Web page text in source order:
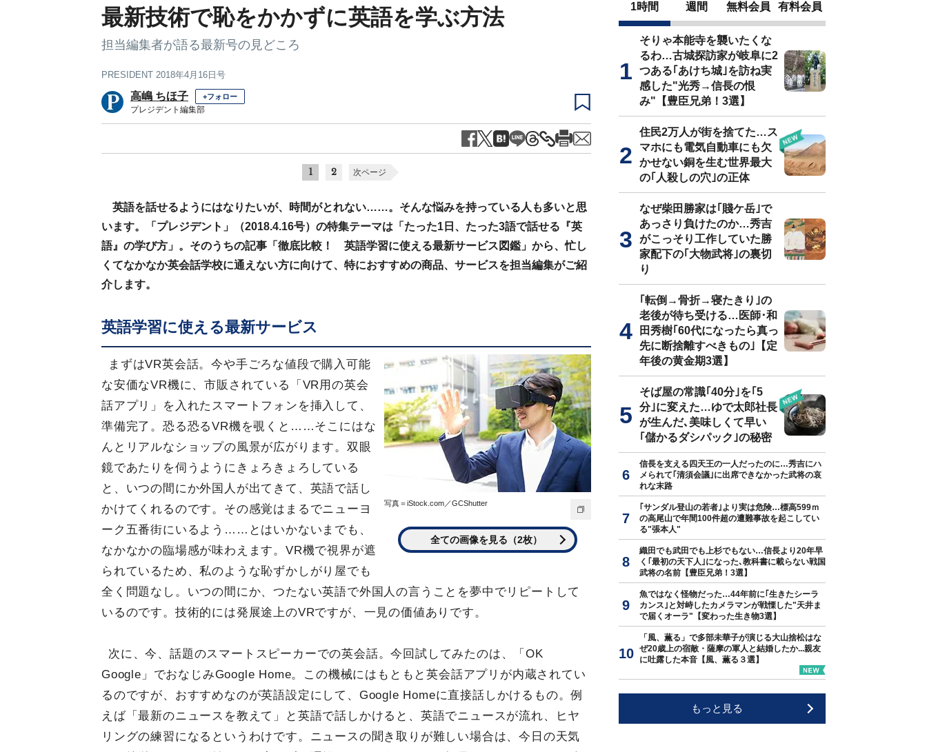
最新技術で恥をかかずに英語を学ぶ方法
担当編集者が語る最新号の見どころ
PRESIDENT 2018年4月16日号
高嶋 ちほ子 +フォロー
プレジデント編集部
1 2 次ページ
英語を話せるようにはなりたいが、時間がとれない……。そんな悩みを持っている人も多いと思
います。「プレジデント」（2018.4.16号）の特集テーマは「たった1日、たった3語で話せる『英
語』の学び方」。そのうちの記事「徹底比較！ 英語学習に使える最新サービス図鑑」から、忙し
くてなかなか英会話学校に通えない方に向けて、特におすすめの商品、サービスを担当編集がご紹
介します。
英語学習に使える最新サービス
写真＝iStock.com／GCShutter
全ての画像を見る（2枚）
まずはVR英会話。今や手ごろな値段で購入可能
な安価なVR機に、市販されている「VR用の英会
話アプリ」を入れたスマートフォンを挿入して、
準備完了。恐る恐るVR機を覗くと……そこにはな
んとリアルなショップの風景が広がります。双眼
鏡であたりを伺うようにきょろきょろしている
と、いつの間にか外国人が出てきて、英語で話し
かけてくれるのです。その感覚はまるでニューヨ
ーク五番街にいるよう……とはいかないまでも、
なかなかの臨場感が味わえます。VR機で視界が遮
られているため、私のような恥ずかしがり屋でも
全く問題なし。いつの間にか、つたない英語で外国人の言うことを夢中でリピートして
いるのです。技術的には発展途上のVRですが、一見の価値ありです。
次に、今、話題のスマートスピーカーでの英会話。今回試してみたのは、「OK
Google」でおなじみGoogle Home。この機械にはもともと英会話アプリが内蔵されてい
るのですが、おすすめなのが英語設定にして、Google Homeに直接話しかけるもの。例
えば「最新のニュースを教えて」と英語で話しかけると、英語でニュースが流れ、ヒヤ
リングの練習になるというわけです。ニュースの聞き取りが難しい場合は、今日の天気
1時間 週間 無料会員 有料会員
そりゃ本能寺を襲いたくな
るわ…古城探訪家が岐阜に2
つある｢あけち城｣を訪ね実
感した"光秀→信長の恨
み"【豊臣兄弟！3選】
住民2万人が街を捨てた…ス
マホにも電気自動車にも欠
かせない銅を生む世界最大
の｢人殺しの穴｣の正体
なぜ柴田勝家は｢賤ケ岳｣で
あっさり負けたのか…秀吉
がこっそり工作していた勝
家配下の｢大物武将｣の裏切
り
｢転倒→骨折→寝たきり｣の
老後が待ち受ける…医師･和
田秀樹｢60代になったら真っ
先に断捨離すべきもの｣【定
年後の黄金期3選】
そば屋の常識｢40分｣を｢5
分｣に変えた…ゆで太郎社長
が生んだ､美味しくて早い
｢儲かるダシパック｣の秘密
信長を支える四天王の一人だったのに…秀吉にハ
メられて｢清須会議｣に出席できなかった武将の哀
れな末路
｢サンダル登山の若者｣より実は危険…標高599ｍ
の高尾山で年間100件超の遭難事故を起こしてい
る"張本人"
織田でも武田でも上杉でもない…信長より20年早
く｢最初の天下人｣になった､教科書に載らない戦国
武将の名前【豊臣兄弟！3選】
魚ではなく怪物だった…44年前に｢生きたシーラ
カンス｣と対峙したカメラマンが戦慄した"天井ま
で届くオーラ"【変わった生き物3選】
「風、薫る」で多部未華子が演じる大山捨松はな
ぜ20歳上の宿敵・薩摩の軍人と結婚したか...親友
に吐露した本音【風、薫る３選】
もっと見る